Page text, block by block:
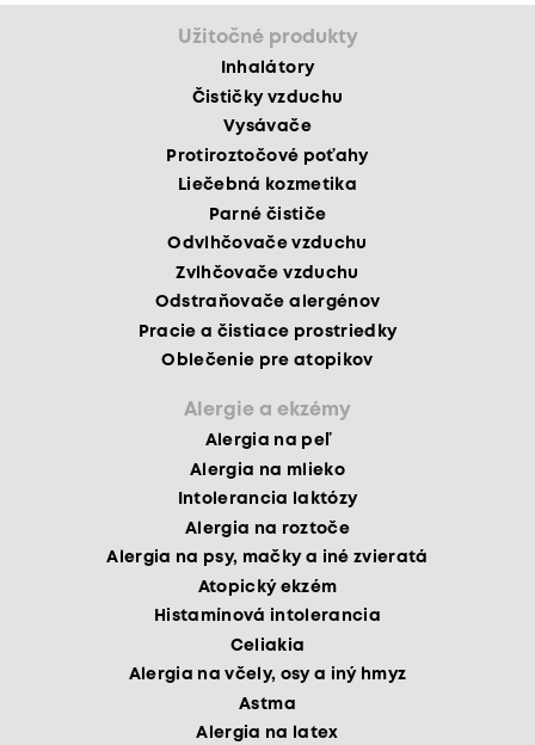
Užitočné produkty
Inhalátory
Čističky vzduchu
Vysávače
Protiroztočové poťahy
Liečebná kozmetika
Parné čističe
Odvlhčovače vzduchu
Zvlhčovače vzduchu
Odstraňovače alergénov
Pracie a čistiace prostriedky
Oblečenie pre atopikov
Alergie a ekzémy
Alergia na peľ
Alergia na mlieko
Intolerancia laktózy
Alergia na roztoče
Alergia na psy, mačky a iné zvieratá
Atopický ekzém
Histamínová intolerancia
Celiakia
Alergia na včely, osy a iný hmyz
Astma
Alergia na latex